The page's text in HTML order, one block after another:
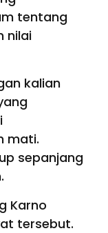
tentang
nilai
kalian
mati.
sepanjang
Karno
tersebut.